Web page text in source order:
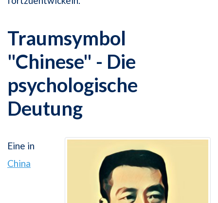
Traumsymbol
"Chinese" - Die
psychologische
Deutung
Eine in
China